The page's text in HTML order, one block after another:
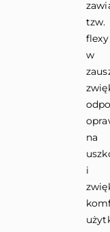
tzw.
flexy
w
na
i